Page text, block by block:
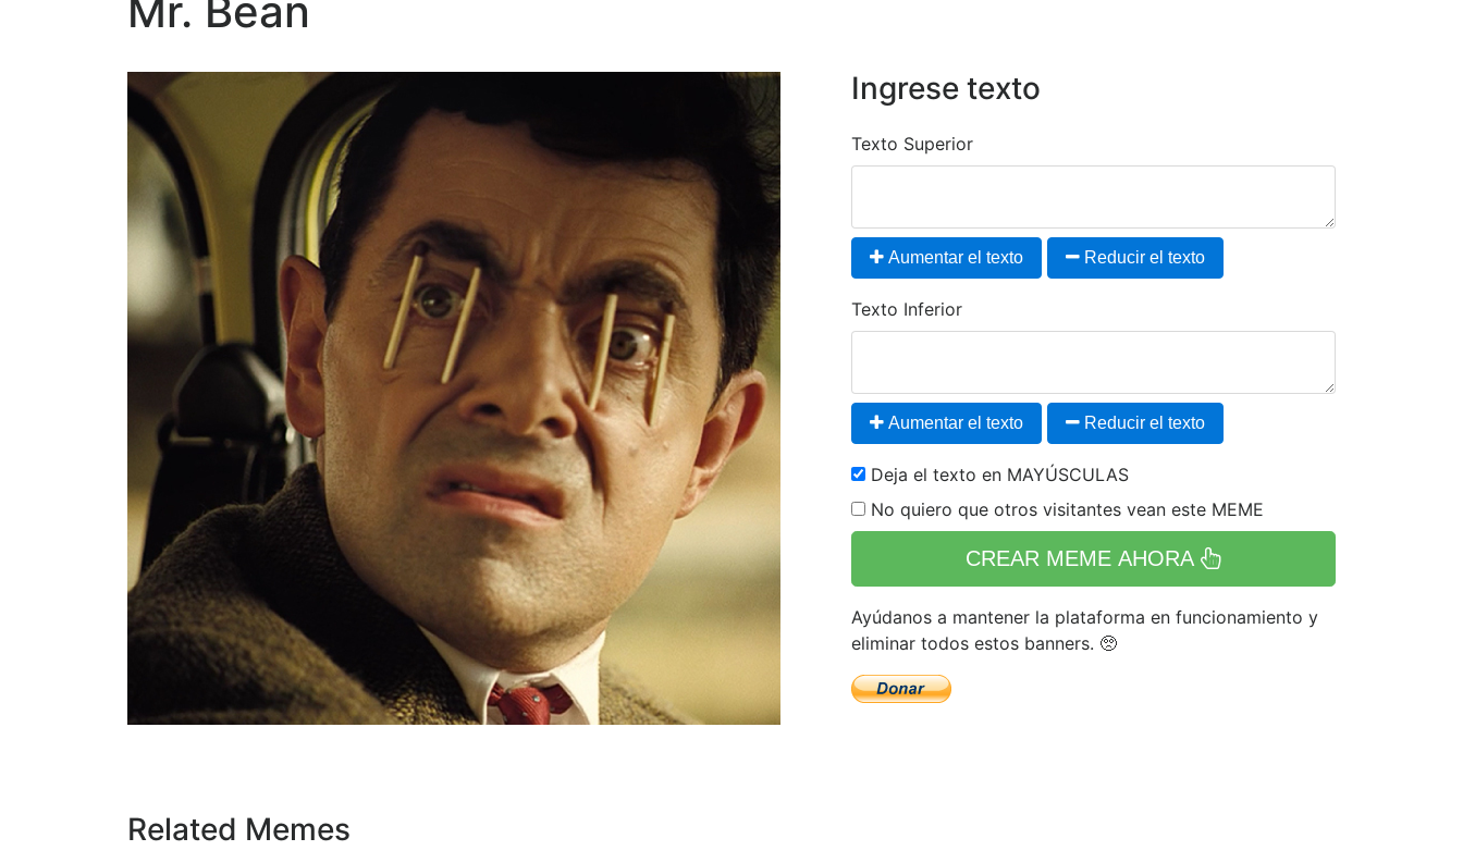
Mr. Bean
Ingrese texto
Texto Superior
Aumentar el texto Reducir el texto
Texto Inferior
Aumentar el texto Reducir el texto
Deja el texto en MAYÚSCULAS
No quiero que otros visitantes vean este MEME
CREAR MEME AHORA
Ayúdanos a mantener la plataforma en funcionamiento y
eliminar todos estos banners. 🥺
Related Memes